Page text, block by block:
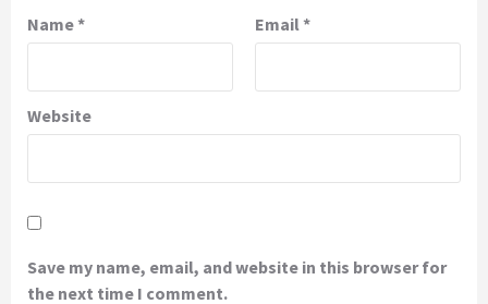
Name* Email *
Website
Save my name, email, and website in this browser for
the next time I comment.